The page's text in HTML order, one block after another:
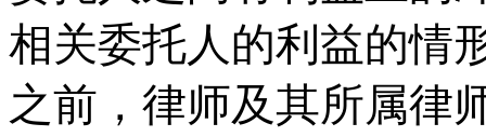
相关委托人的利益的情
之前，律师及其所属律